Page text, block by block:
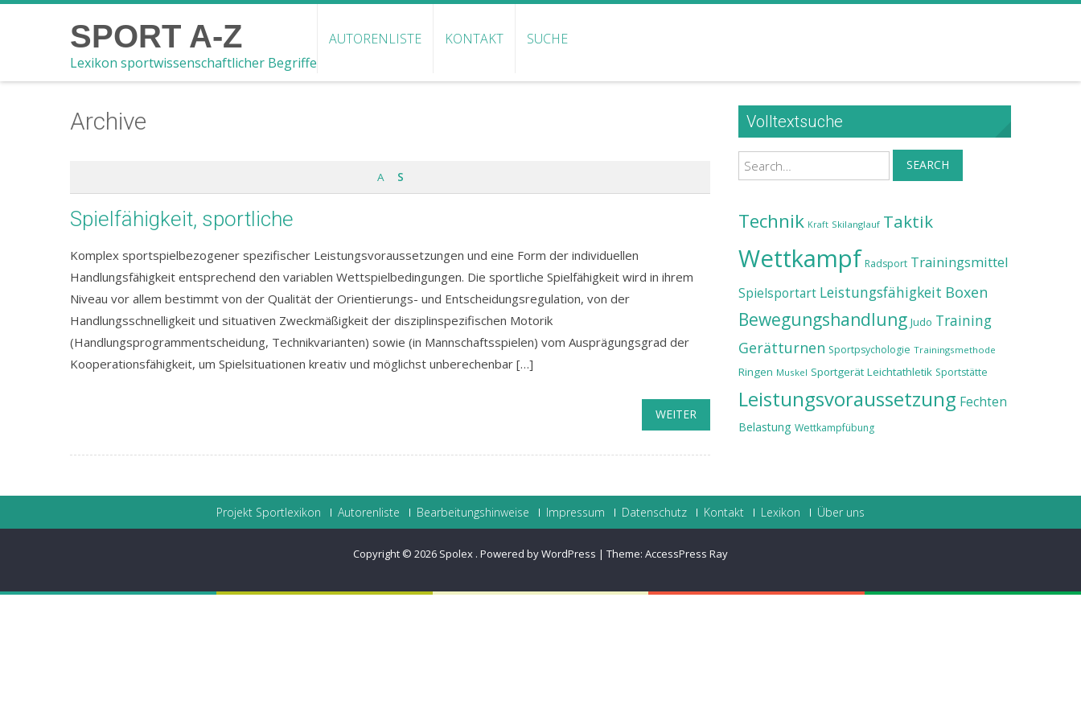
SPORT A-Z
Lexikon sportwissenschaftlicher Begriffe
AUTORENLISTE KONTAKT SUCHE
Archive
A S
Spielfähigkeit, sportliche
Komplex sportspielbezogener spezifischer Leistungsvoraussetzungen und eine Form der individuellen
Handlungsfähigkeit entsprechend den variablen Wettspielbedingungen. Die sportliche Spielfähigkeit wird in ihrem
Niveau vor allem bestimmt von der Qualität der Orientierungs- und Entscheidungsregulation, von der
Handlungsschnelligkeit und situativen Zweckmäßigkeit der disziplinspezifischen Motorik
(Handlungsprogrammentscheidung, Technikvarianten) sowie (in Mannschaftsspielen) vom Ausprägungsgrad der
Kooperationsfähigkeit, um Spielsituationen kreativ und möglichst unberechenbar […]
WEITER
Volltextsuche
Search SEARCH
Technik Kraft Skilanglauf Taktik
Wettkampf Radsport Trainingsmittel
Spielsportart Leistungsfähigkeit Boxen
Bewegungshandlung Judo Training
Gerätturnen Sportpsychologie Trainingsmethode
Ringen Muskel Sportgerät Leichtathletik Sportstätte
Leistungsvoraussetzung Fechten
Belastung Wettkampfübung
Projekt Sportlexikon Autorenliste Bearbeitungshinweise Impressum Datenschutz Kontakt Lexikon Über uns
Copyright © 2026 Spolex . Powered by WordPress | Theme: AccessPress Ray